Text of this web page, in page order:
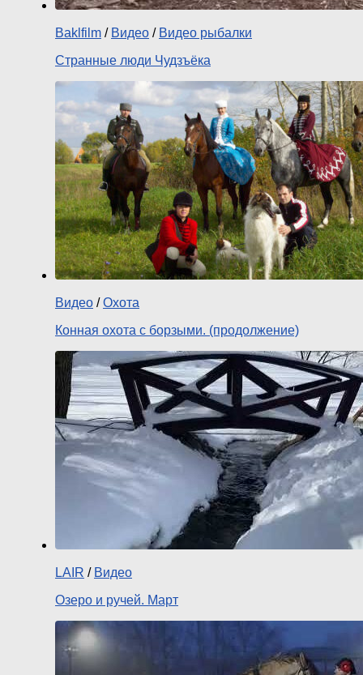
Baklfilm / Видео / Видео рыбалки
Странные люди Чудзъёка
Видео /Охота
Конная охота с борзыми. (продолжение)
LAIR / Видео
Озеро и ручей. Март